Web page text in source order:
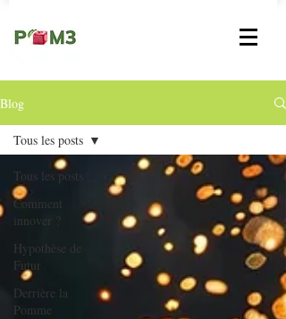
Blog
Tous les posts
Comment
innover ?
Hypothèse de
Futur
Derrière la
Pomme
Tous les posts